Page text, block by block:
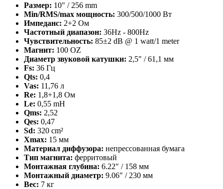
Размер: 10" / 256 mm
Min/RMS/max мощность: 300/500/1000 Вт
Импеданс: 2+2 Ом
Частотный диапазон: 36Hz - 800Hz
Чувствительность: 85±2 dB @ 1 watt/1 meter
Магнит: 100 OZ
Диаметр звуковой катушки: 2,5" / 61,1 мм
Fs: 36 Гц
Qts: 0,4
Vas: 11,76 л
Re: 1,8+1,8 Ом
Le: 0,55 mH
Qms: 2,52
Qes: 0,47
Sd: 320 cm²
Xmax: 15 мм
Материал диффузора: непрессованная бумага
Тип магнита: ферритовый
Монтажная глубина: 6.22" / 158 мм
Монтажный диаметр: 9.06" / 230 мм
Вес: 7 кг